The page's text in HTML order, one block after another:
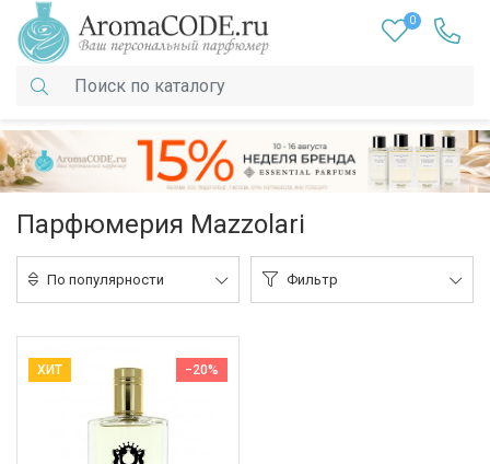
0
Парфюмерия Mazzolari
По популярности Фильтр
−20%
ХИТ